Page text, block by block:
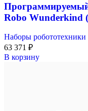
Robo Wunderkind
Наборы робототехники
63 371 ₽
В корзину